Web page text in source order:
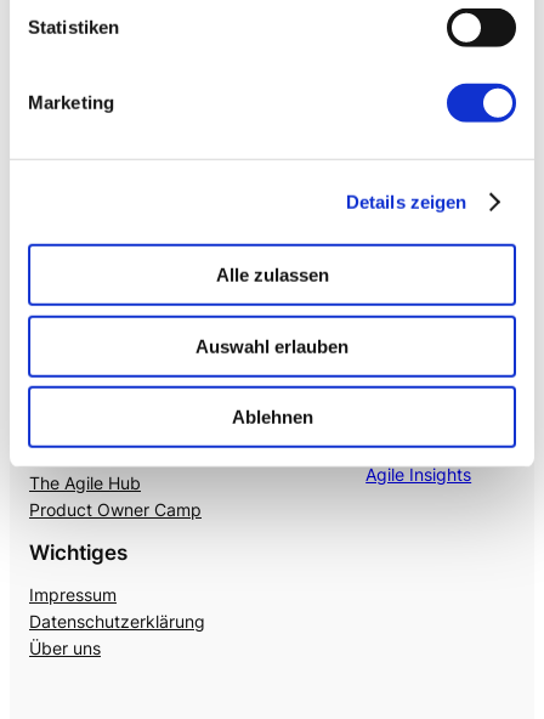
Statistiken
Marketing
Details zeigen
Alle zulassen
Auswahl erlauben
Ablehnen
Realtime S2S, keine SaaS-Pipeline. Integriert in alle
The Agile Hub
Product Owner Camp
Agile Insights
Wichtiges
Impressum
Datenschutzerklärung
Über uns